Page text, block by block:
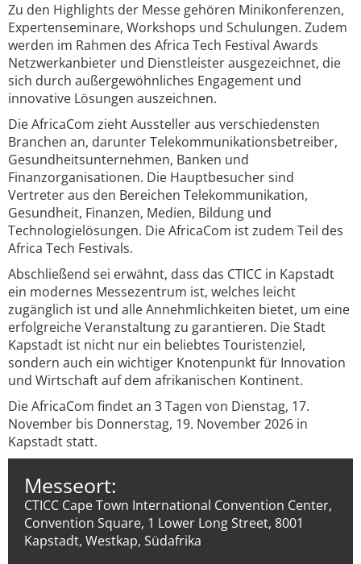
Zu den Highlights der Messe gehören Minikonferenzen,
Expertenseminare, Workshops und Schulungen. Zudem
werden im Rahmen des Africa Tech Festival Awards
Netzwerkanbieter und Dienstleister ausgezeichnet, die
sich durch außergewöhnliches Engagement und
innovative Lösungen auszeichnen.
Die AfricaCom zieht Aussteller aus verschiedensten
Branchen an, darunter Telekommunikationsbetreiber,
Gesundheitsunternehmen, Banken und
Finanzorganisationen. Die Hauptbesucher sind
Vertreter aus den Bereichen Telekommunikation,
Gesundheit, Finanzen, Medien, Bildung und
Technologielösungen. Die AfricaCom ist zudem Teil des
Africa Tech Festivals.
Abschließend sei erwähnt, dass das CTICC in Kapstadt
ein modernes Messezentrum ist, welches leicht
zugänglich ist und alle Annehmlichkeiten bietet, um eine
erfolgreiche Veranstaltung zu garantieren. Die Stadt
Kapstadt ist nicht nur ein beliebtes Touristenziel,
sondern auch ein wichtiger Knotenpunkt für Innovation
und Wirtschaft auf dem afrikanischen Kontinent.
Die AfricaCom findet an 3 Tagen von Dienstag, 17.
November bis Donnerstag, 19. November 2026 in
Kapstadt statt.
Messeort:
CTICC Cape Town International Convention Center,
Convention Square, 1 Lower Long Street, 8001
Kapstadt, Westkap, Südafrika